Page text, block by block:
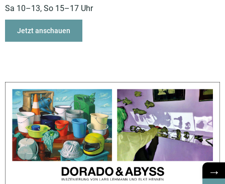
Sa 10–13, So 15–17 Uhr
Jetzt anschauen
→